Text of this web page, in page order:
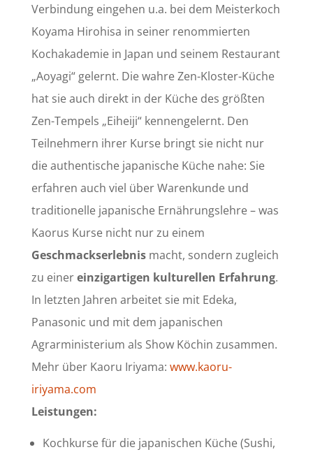
Verbindung eingehen u.a. bei dem Meisterkoch
Koyama Hirohisa in seiner renommierten
Kochakademie in Japan und seinem Restaurant
„Aoyagi“ gelernt. Die wahre Zen-Kloster-Küche
hat sie auch direkt in der Küche des größten
Zen-Tempels „Eiheiji“ kennengelernt. Den
Teilnehmern ihrer Kurse bringt sie nicht nur
die authentische japanische Küche nahe: Sie
erfahren auch viel über Warenkunde und
traditionelle japanische Ernährungslehre – was
Kaorus Kurse nicht nur zu einem
Geschmackserlebnismacht, sondern zugleich
zu einereinzigartigen kulturellen Erfahrung.
In letzten Jahren arbeitet sie mit Edeka,
Panasonic und mit dem japanischen
Agrarministerium als Show Köchin zusammen.
Mehr über Kaoru Iriyama: www.kaoru-
iriyama.com
Leistungen:
Kochkurse für die japanischen Küche (Sushi,